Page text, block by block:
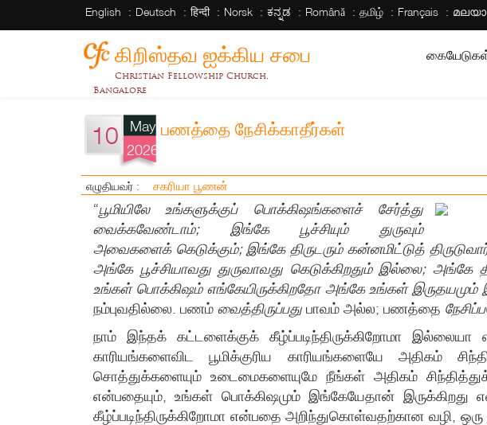
English Deutsch हिन्दी Norsk ಕನ್ನಡ Română தமிழ் Français
கிறிஸ்தவ ஐக்கிய சபை
Christian Fellowship Church,
Bangalore
10
May
2026
பணத்தை நேசிக்காதீர்கள்
எழுதியவர் : சகரியா பூணன்
“பூமியிலே உங்களுக்குப் பொக்கிஷங்களைச் சேர்த்து
வைக்கவேண்டாம்; இங்கே பூச்சியும் துருவும்
அவைகளைக் கெடுக்கும்; இங்கே திருடரும் கன்னமிட்டுத்
அங்கே பூச்சியாவது துருவாவது கெடுக்கிறதும் இல்லை;
உங்கள் பொக்கிஷம் எங்கேயிருக்கிறதோ அங்கே உங்கள் இருதயமும்
நம்புவதில்லை. பணம் வைத்திருப்பது பாவம் அல்ல; பணத்தை
நாம் இந்தக் கட்டளைக்குக் கீழ்ப்படிந்திருக்கிறோமா
காரியங்களைவிட பூமிக்குரிய காரியங்களையே அதிகம்
சொத்துக்களையும் உடைமைகளையுமே நீங்கள் அதிகம்
என்பதையும், உங்கள் பொக்கிஷமும் இங்கேயேதான் இருக்கிறது
கீழ்ப்படிந்திருக்கிறோமா என்பதை அறிந்துகொள்வதற்கான வழி, ஒரு